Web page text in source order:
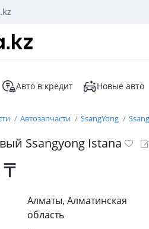
Авто в кредит Новые авто
Автозапчасти SsangYong
Ssangyong Istana
₸
Алматы, Алматинская
область